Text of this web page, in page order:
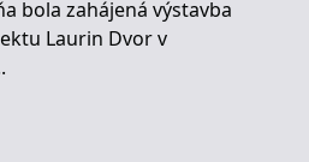
bola zahájená výstavba
Laurin Dvor v